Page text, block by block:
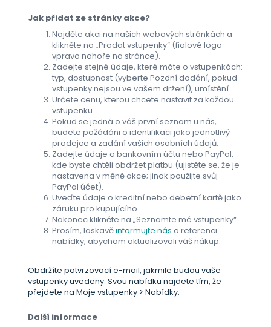
Jak přidat ze stránky akce?
Najděte akci na našich webových stránkách a
klikněte na „Prodat vstupenky“ (fialové logo
vpravo nahoře na stránce).
Zadejte stejné údaje, které máte o vstupenkách:
typ, dostupnost (vyberte Pozdní dodání, pokud
vstupenky nejsou ve vašem držení), umístění.
Určete cenu, kterou chcete nastavit za každou
vstupenku.
Pokud se jedná o váš první seznam u nás,
budete požádáni o identifikaci jako jednotlivý
prodejce a zadání vašich osobních údajů.
Zadejte údaje o bankovním účtu nebo PayPal,
kde byste chtěli obdržet platbu (ujistěte se, že je
nastavena v měně akce; jinak použijte svůj
PayPal účet).
Uveďte údaje o kreditní nebo debetní kartě jako
záruku pro kupujícího.
Nakonec klikněte na „Seznamte mé vstupenky“.
Prosím, laskavěinformujte nás o referenci
nabídky, abychom aktualizovali váš nákup.
Obdržíte potvrzovací e-mail, jakmile budou vaše
vstupenky uvedeny. Svou nabídku najdete tím, že
přejdete na Moje vstupenky > Nabídky.
Další informace